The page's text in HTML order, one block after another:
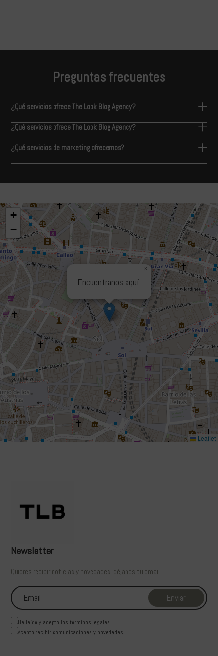
Preguntas frecuentes
¿Qué servicios ofrece The Look Blog Agency?
¿Qué servicios ofrece The Look Blog Agency?
¿Qué servicios de marketing ofrecemos?
Encuentranos aquí
×
+
−
Leaflet
Newsletter
Quieres recibir noticias y novedades, déjanos tu email.
He leído y acepto los términos legales
Acepto recibir comunicaciones y novedades